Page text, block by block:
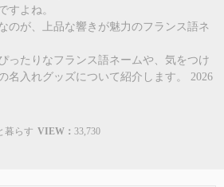
すよね。
のが、上品な響きが魅力のフランス語ネ
ったりなフランス語ネームや、気をつけ
名入れグッズについて紹介します。 2026
暮らす VIEW： 33,730